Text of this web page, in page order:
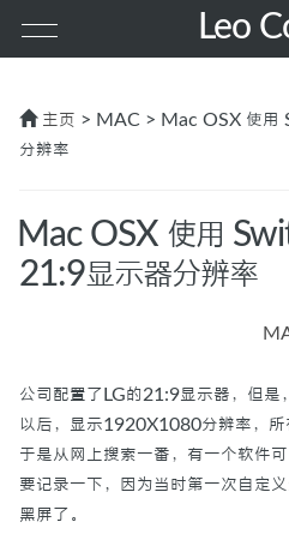
Leo
首页
PHP
服务器
MAC
GO
主页 > MAC > Mac OSX 使用
分辨率
Mac OSX 使用
21:9显示器分辨率
公司配置了LG的21:9显示器，但
以后，显示1920X1080分辨率，所
于是从网上搜索一番，有一个软件
要记录一下，因为当时第一次自定
黑屏了。